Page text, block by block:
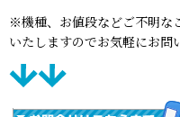
※機種、お値段などご不明な
いたしますのでお気軽にお問